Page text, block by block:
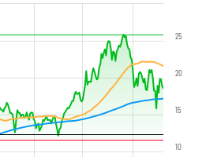
10
15
20
25